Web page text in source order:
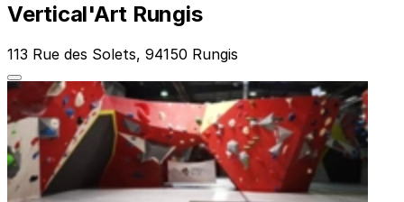
Vertical'Art Rungis
113 Rue des Solets, 94150 Rungis